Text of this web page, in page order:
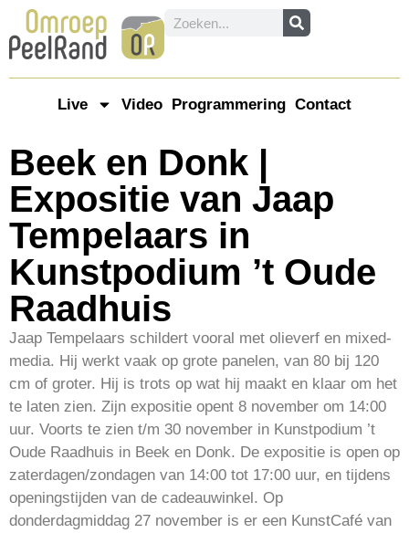
Live Video Programmering Contact
Beek en Donk |
Expositie van Jaap
Tempelaars in
Kunstpodium ’t Oude
Raadhuis
Jaap Tempelaars schildert vooral met olieverf en mixed-
media. Hij werkt vaak op grote panelen, van 80 bij 120
cm of groter. Hij is trots op wat hij maakt en klaar om het
te laten zien. Zijn expositie opent 8 november om 14:00
uur. Voorts te zien t/m 30 november in Kunstpodium ’t
Oude Raadhuis in Beek en Donk. De expositie is open op
zaterdagen/zondagen van 14:00 tot 17:00 uur, en tijdens
openingstijden van de cadeauwinkel. Op
donderdagmiddag 27 november is er een KunstCafé van